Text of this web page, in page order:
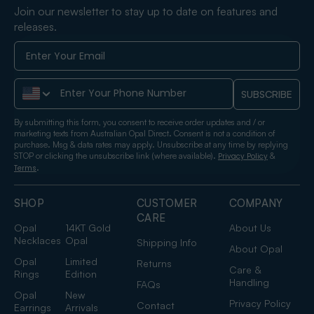
SHOP
Opal
Necklaces
14KT Gold
Opal
Opal
Rings
Limited
Edition
Opal
Earrings
New
Arrivals
CUSTOMER
CARE
Shipping Info
Returns
FAQs
Contact
COMPANY
About Us
About Opal
Care &
Handling
Privacy Policy
Join our newsletter to stay up to date on features and
releases.
Phone Number SUBSCRIBE
By submitting this form, you consent to receive order updates and / or
marketing texts from Australian Opal Direct. Consent is not a condition of
purchase. Msg & data rates may apply. Unsubscribe at any time by replying
STOP or clicking the unsubscribe link (where available). Privacy Policy &
Terms.